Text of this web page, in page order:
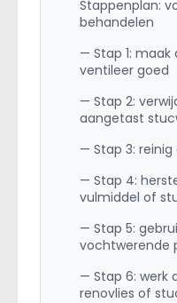
Stappenplan:
behandelen
— Stap 1:
ventileer goed
— Stap 2:
aangetast
— Stap 3:
— Stap 4:
vulmiddel of
— Stap 5:
vochtwerende
— Stap 6: werk
renovlies of